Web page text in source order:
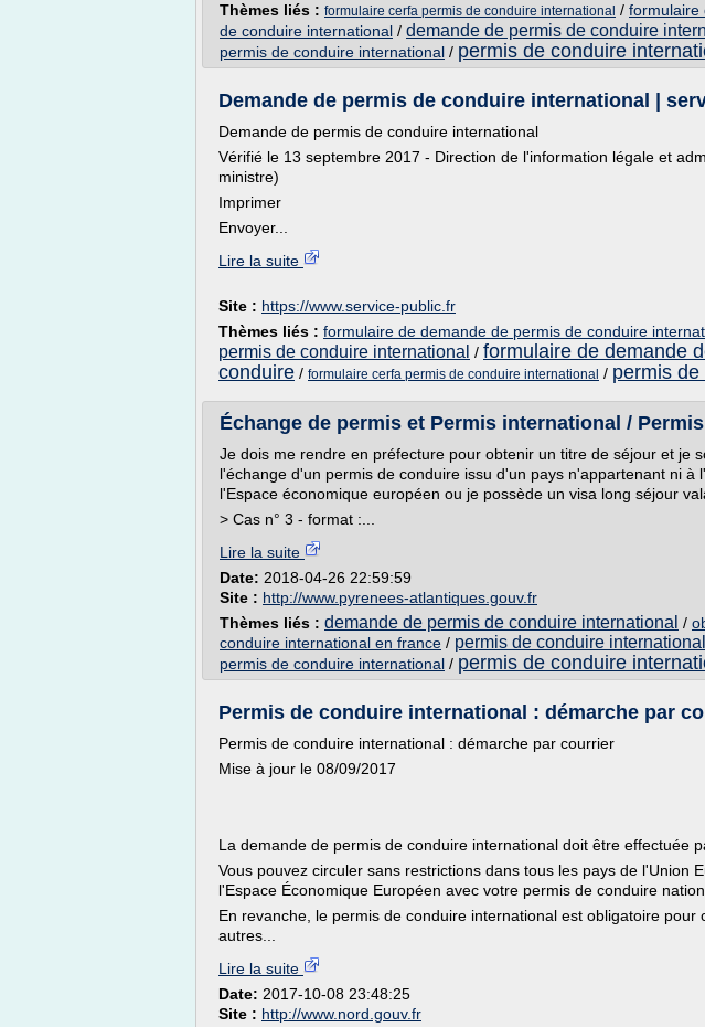
Thèmes liés : formulaire cerfa permis de conduire international / formulaire
de conduire international / demande de permis de conduire
permis de conduire international / permis de conduire
Demande de permis de conduire international |
Demande de permis de conduire international
Vérifié le 13 septembre 2017 - Direction de l'information légale et
ministre)
Imprimer
Envoyer...
Lire la suite
Site : https://www.service-public.fr
Thèmes liés : formulaire de demande de permis de conduire
permis de conduire international / formulaire de demande
conduire / formulaire cerfa permis de conduire international / permis
Échange de permis et Permis international /
Je dois me rendre en préfecture pour obtenir un titre de séjour et je
l'échange d'un permis de conduire issu d'un pays n'appartenant ni à
l'Espace économique européen ou je possède un visa long séjour
> Cas n° 3 - format :...
Lire la suite
Date: 2018-04-26 22:59:59
Site : http://www.pyrenees-atlantiques.gouv.fr
Thèmes liés : demande de permis de conduire international /
conduire international en france / permis de conduire
permis de conduire international / permis de conduire
Permis de conduire international : démarche par
Permis de conduire international : démarche par courrier
Mise à jour le 08/09/2017
La demande de permis de conduire international doit être effectuée
Vous pouvez circuler sans restrictions dans tous les pays de l'Union
l'Espace Économique Européen avec votre permis de conduire
En revanche, le permis de conduire international est obligatoire pour
autres...
Lire la suite
Date: 2017-10-08 23:48:25
Site : http://www.nord.gouv.fr